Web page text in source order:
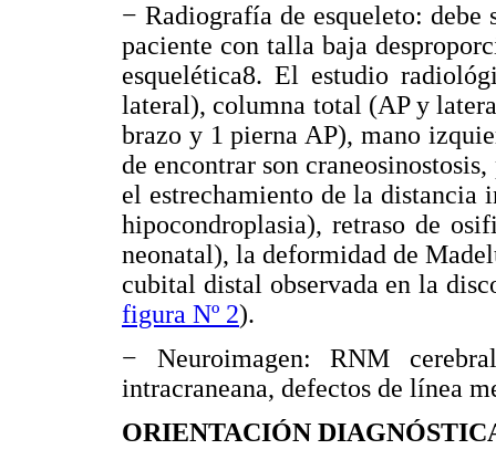
− Radiografía de esqueleto:
paciente con talla baja
esquelética8. El estudio
lateral), columna total (AP y
brazo y 1 pierna AP), mano
de encontrar son
el estrechamiento de la distancia
hipocondroplasia), retraso de
neonatal), la deformidad de
cubital distal observada en la
figura Nº 2).
− Neuroimagen: RNM
intracraneana, defectos de línea
ORIENTACIÓN